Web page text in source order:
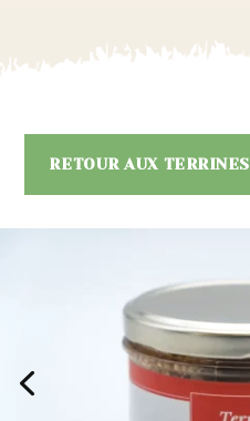
RETOUR AUX TERRINES